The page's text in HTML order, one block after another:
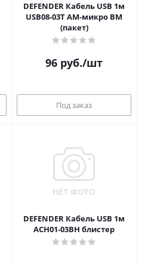
DEFENDER Кабель USB 1м
USB08-03Т АМ-микро ВМ
(пакет)
96 руб./шт
Под заказ
DEFENDER Кабель USB 1м
АСН01-03ВН блистер